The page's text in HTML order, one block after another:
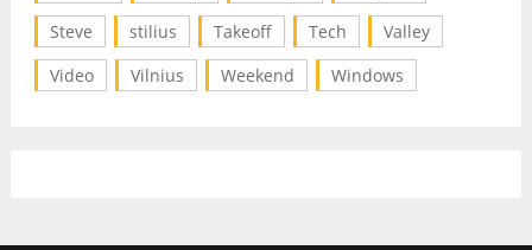
Steve
stilius Takeoff Tech
Valley
Video
Vilnius Weekend Windows